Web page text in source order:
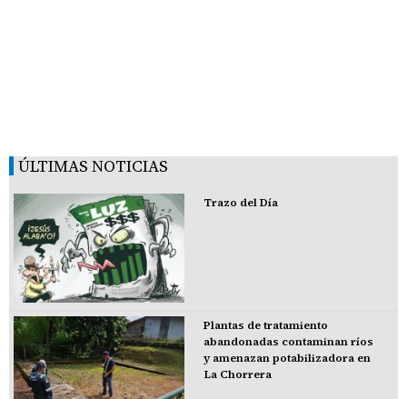
ÚLTIMAS NOTICIAS
Trazo del Día
Plantas de tratamiento
abandonadas contaminan ríos
y amenazan potabilizadora en
La Chorrera